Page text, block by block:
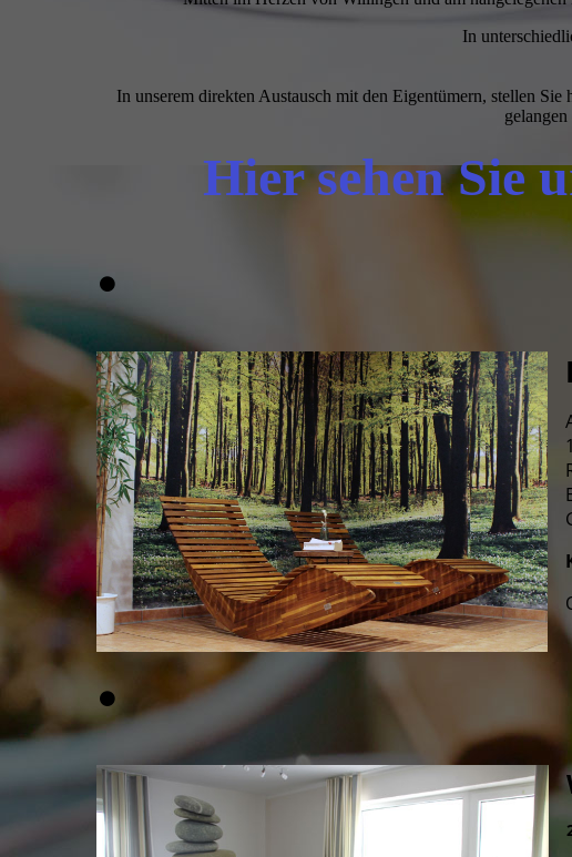
In
In unserem direkten Austausch mit den Eigentümern, stellen
Hier sehen Sie